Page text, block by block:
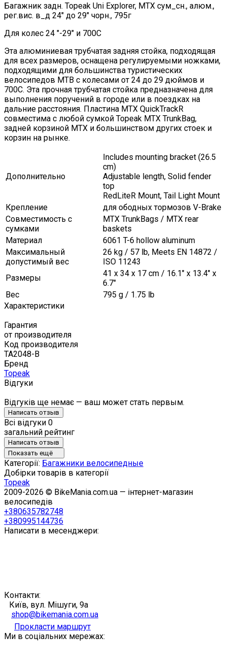
Багажник задн. Topeak Uni Explorer, MTX сум_сн., алюм.,
рег.вис. в_д 24" до 29" чорн., 795г
Для колес 24 "-29" и 700C
Эта алюминиевая трубчатая задняя стойка, подходящая
для всех размеров, оснащена регулируемыми ножками,
подходящими для большинства туристических
велосипедов MTB с колесами от 24 до 29 дюймов и
700C. Эта прочная трубчатая стойка предназначена для
выполнения поручений в городе или в поездках на
дальние расстояния. Пластина MTX QuickTrackR
совместима с любой сумкой Topeak MTX TrunkBag,
задней корзиной MTX и большинством других стоек и
корзин на рынке.
Дополнительно
Includes mounting bracket (26.5
cm)
Adjustable length, Solid fender
top
RedLiteR Mount, Tail Light Mount
Крепление
для ободных тормозов V-Brake
Совместимость с
сумками
MTX TrunkBags / MTX rear
baskets
Материал
6061 T-6 hollow aluminum
Максимальный
допустимый вес
26 kg / 57 lb, Meets EN 14872 /
ISO 11243
Размеры
41 x 34 x 17 cm / 16.1" x 13.4" x
6.7"
Вес
795 g / 1.75 lb
Характеристики
Гарантия
от производителя
Код производителя
TA2048-B
Бренд
Topeak
Відгуки
Відгуків ще немає — ваш может стать первым.
Написать отзыв
Всі відгуки 0
загальний рейтинг
Написать отзыв
Показать ещё
Категорії: Багажники велосипедные
Добірки товарів в категорії
Topeak
2009-2026 © BikeMania.com.ua — інтернет-магазин
велосипедів
+380635782748
+380995144736
Написати в месенджери:
Контакти:
Київ, вул. Мішуги, 9а
shop@bikemania.com.ua
Прокласти маршрут
Ми в соціальних мережах: